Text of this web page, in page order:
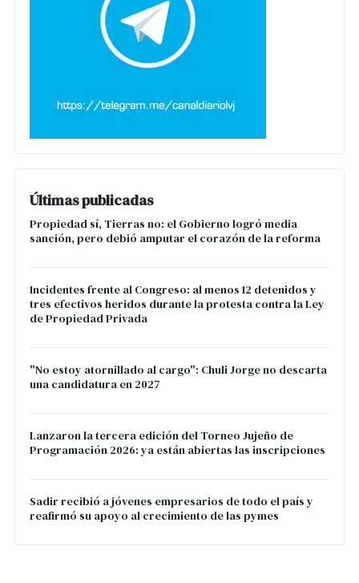
Últimas publicadas
Propiedad sí, Tierras no: el Gobierno logró media
sanción, pero debió amputar el corazón de la reforma
Incidentes frente al Congreso: al menos 12 detenidos y
tres efectivos heridos durante la protesta contra la Ley
de Propiedad Privada
"No estoy atornillado al cargo": Chuli Jorge no descarta
una candidatura en 2027
Lanzaron la tercera edición del Torneo Jujeño de
Programación 2026: ya están abiertas las inscripciones
Sadir recibió a jóvenes empresarios de todo el país y
reafirmó su apoyo al crecimiento de las pymes